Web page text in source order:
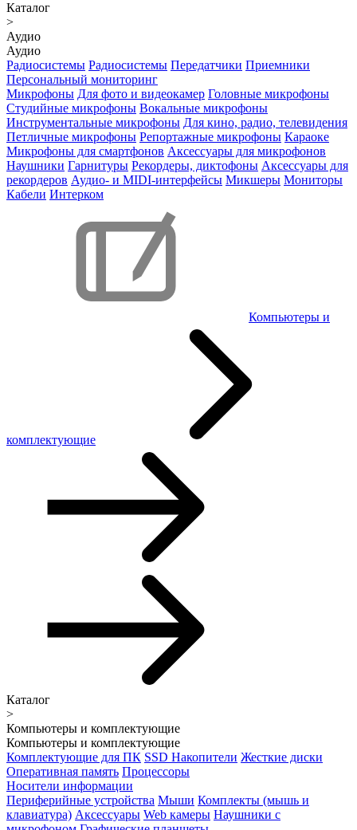
Каталог
>
Аудио
Аудио
Радиосистемы Радиосистемы Передатчики Приемники
Персональный мониторинг
Микрофоны Для фото и видеокамер Головные микрофоны
Студийные микрофоны Вокальные микрофоны
Инструментальные микрофоны Для кино, радио, телевидения
Петличные микрофоны Репортажные микрофоны Караоке
Микрофоны для смартфонов Аксессуары для микрофонов
Наушники Гарнитуры Рекордеры, диктофоны Аксессуары для
рекордеров Аудио- и MIDI-интерфейсы Микшеры Мониторы
Кабели Интерком
Компьютеры и
комплектующие
Каталог
>
Компьютеры и комплектующие
Компьютеры и комплектующие
Комплектующие для ПК SSD Накопители Жесткие диски
Оперативная память Процессоры
Носители информации
Периферийные устройства Мыши Комплекты (мышь и
клавиатура) Аксессуары Web камеры Наушники с